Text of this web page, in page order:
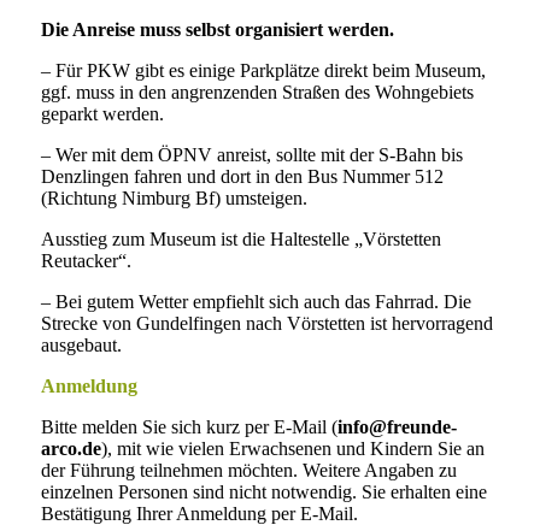
Die Anreise muss selbst organisiert werden.
– Für PKW gibt es einige Parkplätze direkt beim Museum,
ggf. muss in den angrenzenden Straßen des Wohngebiets
geparkt werden.
– Wer mit dem ÖPNV anreist, sollte mit der S-Bahn bis
Denzlingen fahren und dort in den Bus Nummer 512
(Richtung Nimburg Bf) umsteigen.
Ausstieg zum Museum ist die Haltestelle „Vörstetten
Reutacker“.
– Bei gutem Wetter empfiehlt sich auch das Fahrrad. Die
Strecke von Gundelfingen nach Vörstetten ist hervorragend
ausgebaut.
Anmeldung
Bitte melden Sie sich kurz per E-Mail (info@freunde-
arco.de), mit wie vielen Erwachsenen und Kindern Sie an
der Führung teilnehmen möchten. Weitere Angaben zu
einzelnen Personen sind nicht notwendig. Sie erhalten eine
Bestätigung Ihrer Anmeldung per E-Mail.